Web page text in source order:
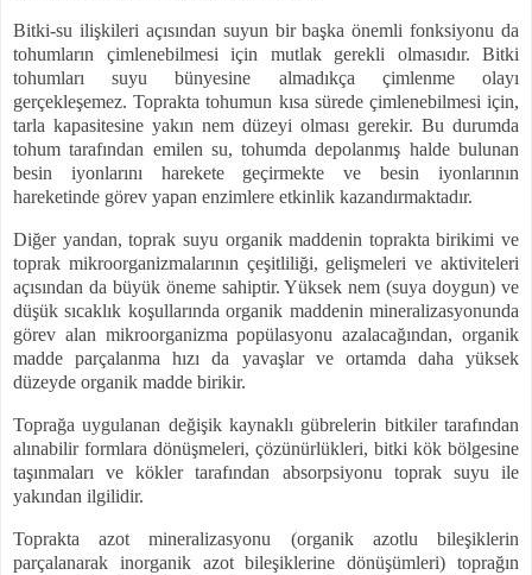
Bitki-su ilişkileri açısından suyun bir başka önemli fonksiyonu da
tohumların çimlenebilmesi için mutlak gerekli olmasıdır. Bitki
tohumları suyu bünyesine almadıkça çimlenme olayı
gerçekleşemez. Toprakta tohumun kısa sürede çimlenebilmesi için,
tarla kapasitesine yakın nem düzeyi olması gerekir. Bu durumda
tohum tarafından emilen su, tohumda depolanmış halde bulunan
besin iyonlarını harekete geçirmekte ve besin iyonlarının
hareketinde görev yapan enzimlere etkinlik kazandırmaktadır.
Diğer yandan, toprak suyu organik maddenin toprakta birikimi ve
toprak mikroorganizmalarının çeşitliliği, gelişmeleri ve aktiviteleri
açısından da büyük öneme sahiptir. Yüksek nem (suya doygun) ve
düşük sıcaklık koşullarında organik maddenin mineralizasyonunda
görev alan mikroorganizma popülasyonu azalacağından, organik
madde parçalanma hızı da yavaşlar ve ortamda daha yüksek
düzeyde organik madde birikir.
Toprağa uygulanan değişik kaynaklı gübrelerin bitkiler tarafından
alınabilir formlara dönüşmeleri, çözünürlükleri, bitki kök bölgesine
taşınmaları ve kökler tarafından absorpsiyonu toprak suyu ile
yakından ilgilidir.
Toprakta azot mineralizasyonu (organik azotlu bileşiklerin
parçalanarak inorganik azot bileşiklerine dönüşümleri) toprağın